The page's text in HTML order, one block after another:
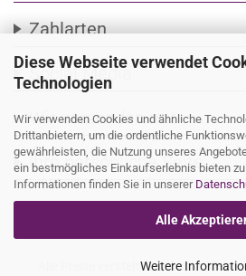
Diese Webseite verwendet
Technologien
Wir verwenden Cookies und ähnliche
Drittanbietern, um die ordentliche
gewährleisten, die Nutzung unseres
ein bestmögliches Einkaufserlebnis bieten
Informationen finden Sie in unserer
Alle
Weitere
Zahlarten
Social Media
Wir versenden mit
Ihre persönliche Seite
Alle Preise verstehen sich inkl.